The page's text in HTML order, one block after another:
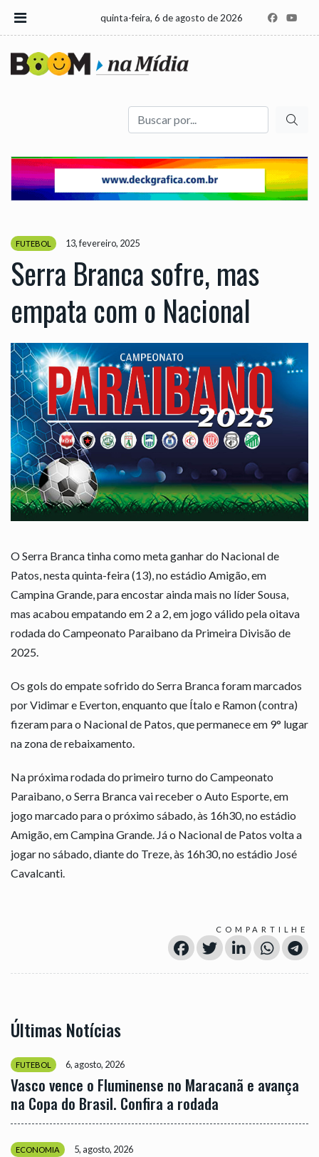
quinta-feira, 6 de agosto de 2026
Buscar
FUTEBOL 13, fevereiro, 2025
Serra Branca sofre, mas
empata com o Nacional
O Serra Branca tinha como meta ganhar do Nacional de
Patos, nesta quinta-feira (13), no estádio Amigão, em
Campina Grande, para encostar ainda mais no líder Sousa,
mas acabou empatando em 2 a 2, em jogo válido pela oitava
rodada do Campeonato Paraibano da Primeira Divisão de
2025.
Os gols do empate sofrido do Serra Branca foram marcados
por Vidimar e Everton, enquanto que Ítalo e Ramon (contra)
fizeram para o Nacional de Patos, que permanece em 9° lugar
na zona de rebaixamento.
Na próxima rodada do primeiro turno do Campeonato
Paraibano, o Serra Branca vai receber o Auto Esporte, em
jogo marcado para o próximo sábado, às 16h30, no estádio
Amigão, em Campina Grande. Já o Nacional de Patos volta a
jogar no sábado, diante do Treze, às 16h30, no estádio José
Cavalcanti.
COMPARTILHE
Últimas Notícias
FUTEBOL 6, agosto, 2026
Vasco vence o Fluminense no Maracanã e avança
na Copa do Brasil. Confira a rodada
ECONOMIA 5, agosto, 2026